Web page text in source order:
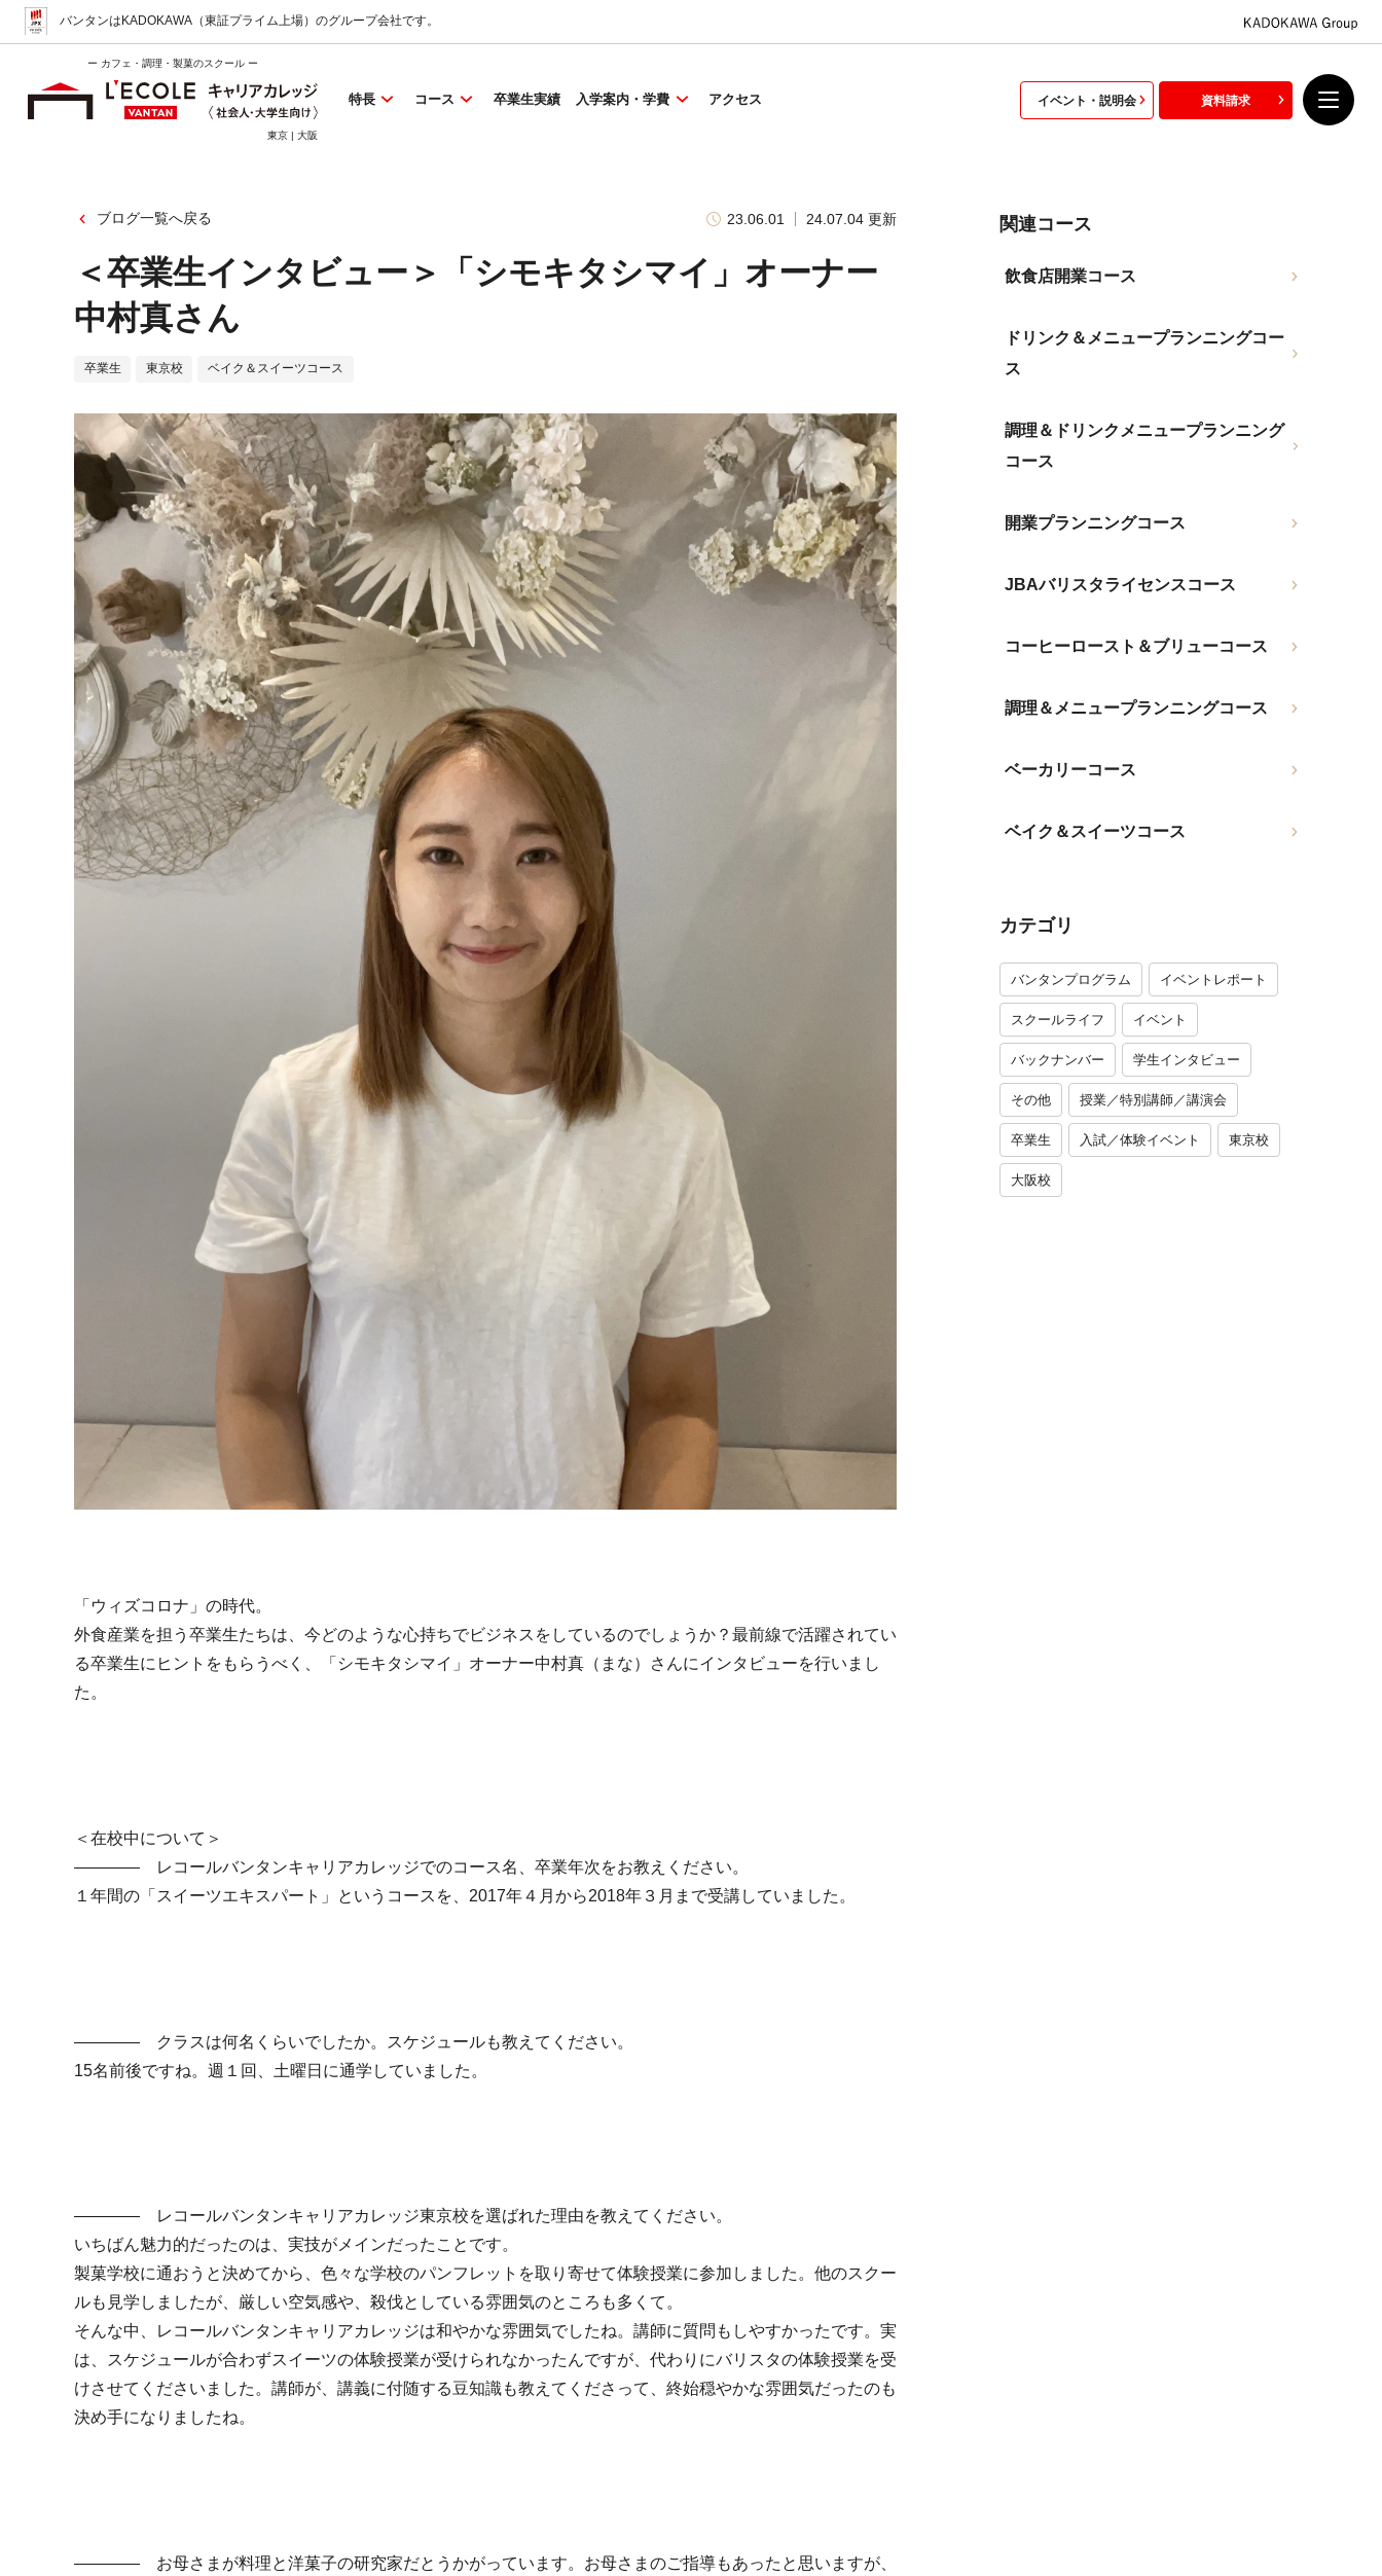
バンタンはKADOKAWA（東証プライム上場） のグループ会社です。
ー カフェ・調理・製菓のスクール ー
東京 | 大阪
特長 コース 卒業生実績 入学案内・学費 アクセス イベント・説明会 資料請求
ブログ一覧へ戻る 23.06.01 24.07.04 更新
＜卒業生インタビュー＞「シモキタシマイ」オーナー
中村真さん
卒業生 東京校 ベイク＆スイーツコース
「ウィズコロナ」の時代。
外食産業を担う卒業生たちは、今どのような心持ちでビジネスをしているのでしょうか？最前線で活躍されてい
る卒業生にヒントをもらうべく、「シモキタシマイ」オーナー中村真（まな）さんにインタビューを行いまし
た。
＜在校中について＞
―――― レコールバンタンキャリアカレッジでのコース名、卒業年次をお教えください。
１年間の「スイーツエキスパート」というコースを、2017年４月から2018年３月まで受講していました。
―――― クラスは何名くらいでしたか。スケジュールも教えてください。
15名前後ですね。週１回、土曜日に通学していました。
―――― レコールバンタンキャリアカレッジ東京校を選ばれた理由を教えてください。
いちばん魅力的だったのは、実技がメインだったことです。
製菓学校に通おうと決めてから、色々な学校のパンフレットを取り寄せて体験授業に参加しました。他のスクー
ルも見学しましたが、厳しい空気感や、殺伐としている雰囲気のところも多くて。
そんな中、レコールバンタンキャリアカレッジは和やかな雰囲気でしたね。講師に質問もしやすかったです。実
は、スケジュールが合わずスイーツの体験授業が受けられなかったんですが、代わりにバリスタの体験授業を受
けさせてくださいました。講師が、講義に付随する豆知識も教えてくださって、終始穏やかな雰囲気だったのも
決め手になりましたね。
―――― お母さまが料理と洋菓子の研究家だとうかがっています。お母さまのご指導もあったと思いますが、
関連コース
飲食店開業コース
ドリンク＆メニュープランニングコー
ス
調理＆ドリンクメニュープランニング
コース
開業プランニングコース
JBAバリスタライセンスコース
コーヒーロースト＆ブリューコース
調理＆メニュープランニングコース
ベーカリーコース
ベイク＆スイーツコース
カテゴリ
バンタンプログラム イベントレポート
スクールライフ イベント
バックナンバー 学生インタビュー
その他 授業／特別講師／講演会
卒業生 入試／体験イベント 東京校
大阪校